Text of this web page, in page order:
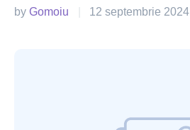
by Gomoiu 12 septembrie 2024